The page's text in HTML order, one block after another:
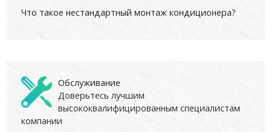
Что такое нестандартный монтаж кондиционера?
Обслуживание
Доверьтесь лучшим
высококвалифицированным специалистам
компании